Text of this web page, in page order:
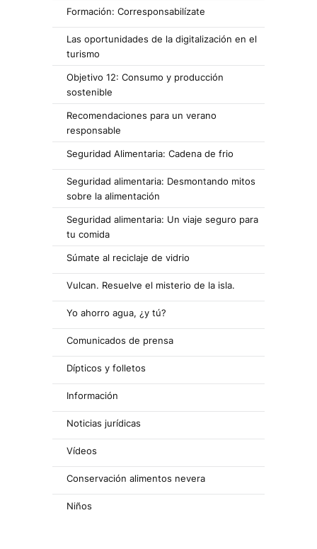
Formación: Corresponsabilízate
Las oportunidades de la digitalización en el
turismo
Objetivo 12: Consumo y producción
sostenible
Recomendaciones para un verano
responsable
Seguridad Alimentaria: Cadena de frio
Seguridad alimentaria: Desmontando mitos
sobre la alimentación
Seguridad alimentaria: Un viaje seguro para
tu comida
Súmate al reciclaje de vidrio
Vulcan. Resuelve el misterio de la isla.
Yo ahorro agua, ¿y tú?
Comunicados de prensa
Dípticos y folletos
Información
Noticias jurídicas
Vídeos
Conservación alimentos nevera
Niños